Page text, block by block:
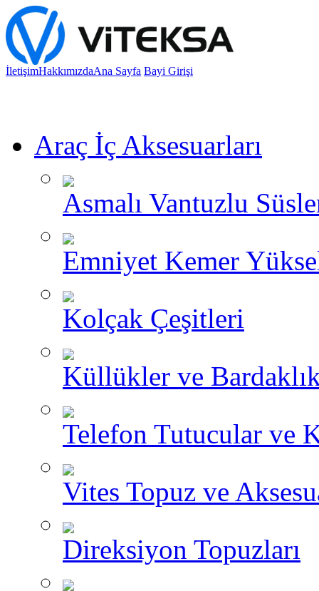
İletişimHakkımızdaAna Sayfa Bayi Girişi
Araç İç Aksesuarları
Asmalı Vantuzlu
Emniyet Kemer
Kolçak Çeşitleri
Küllükler ve
Telefon Tutucular ve
Vites Topuz ve
Direksiyon Topuzları